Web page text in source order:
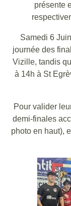
présente
Samedi 6
journée des
Vizille, tandis
à 14h à St
Pour valider
demi-finales
photo en haut),